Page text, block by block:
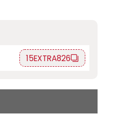
15EXTRA826